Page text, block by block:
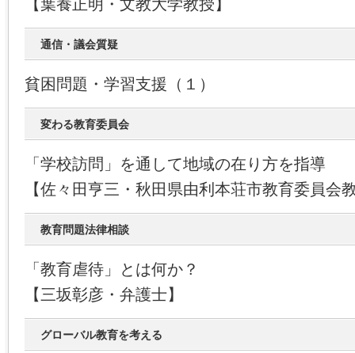
【葉養正明・文教大学教授】
通信・議会質疑
貧困問題・学習支援（１）
変わる教育委員会
「学校訪問」を通して地域の在り方を指導
【佐々田亨三・秋田県由利本荘市教育委員会
教育問題法律相談
「教育虐待」とは何か？
【三坂彰彦・弁護士】
グローバル教育を考える